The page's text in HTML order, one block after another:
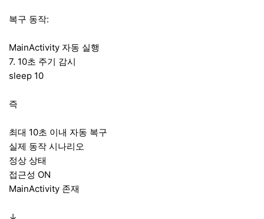
복구 동작:
MainActivity 자동 실행
7. 10초 주기 감시
sleep 10
즉
최대 10초 이내 자동 복구
실제 동작 시나리오
정상 상태
접근성 ON
MainActivity 존재